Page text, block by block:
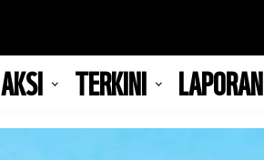
AKSI TERKINI LAPORAN